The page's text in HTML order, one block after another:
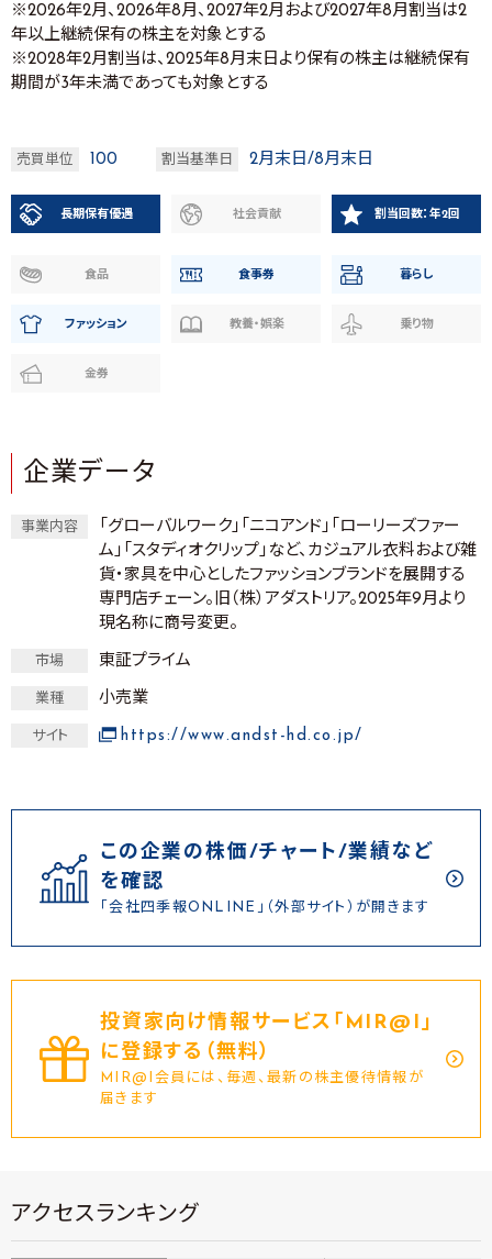
※2026年2月、2026年8月、2027年2月および2027年8月割当は2
年以上継続保有の株主を対象とする
※2028年2月割当は、2025年8月末日より保有の株主は継続保有
期間が3年未満であっても対象とする
売買単位 100 割当基準日 2月末日/8月末日
長期保有優遇 社会貢献 割当回数：年2回
食品 食事券 暮らし
ファッション 教養・娯楽 乗り物
金券
企業データ
事業内容
「グローバルワーク」「ニコアンド」「ローリーズファー
ム」「スタディオクリップ」など、カジュアル衣料および雑
貨・家具を中心としたファッションブランドを展開する
専門店チェーン。旧（株）アダストリア。2025年9月より
現名称に商号変更。
市場 東証プライム
業種 小売業
サイト https://www.andst-hd.co.jp/
この企業の株価/チャート/業績など
を確認
「会社四季報ONLINE」（外部サイト）が開きます
投資家向け情報サービス｢MIR@I｣
に登録する（無料）
MIR@I会員には、毎週、最新の株主優待情報が
届きます
アクセスランキング